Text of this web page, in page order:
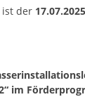
ist der 17.07.2025
im